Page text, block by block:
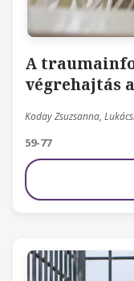
A
végrehajtás
Koday Zsuzsanna,
59-77